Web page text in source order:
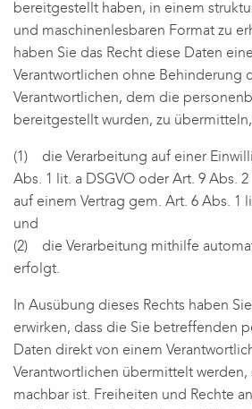
bereitgestellt haben, in einem
und maschinenlesbaren Format zu
haben Sie das Recht diese Daten
Verantwortlichen ohne Behinderung
Verantwortlichen, dem die
bereitgestellt wurden, zu
(1) die Verarbeitung auf einer
Abs. 1 lit. a DSGVO oder Art. 9 Abs.
auf einem Vertrag gem. Art. 6 Abs. 1
und
(2) die Verarbeitung mithilfe
erfolgt.
In Ausübung dieses Rechts haben
erwirken, dass die Sie betreffenden
Daten direkt von einem
Verantwortlichen übermittelt werden,
machbar ist. Freiheiten und Rechte